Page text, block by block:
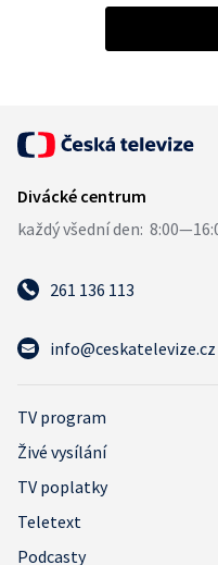
261 136 113
info@ceskatelevize.cz
TV program
Živé vysílání
TV poplatky
Teletext
Podcasty